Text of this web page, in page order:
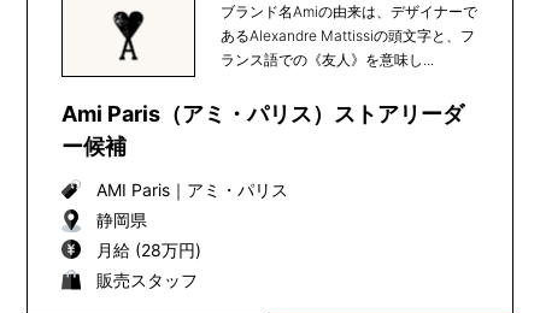
ブランド名Amiの由来は、デザイナーで
あるAlexandre Mattissiの頭文字と、フ
ランス語での《友人》を意味し...
Ami Paris（アミ・パリス）ストアリーダ
ー候補
AMI Paris｜ アミ・パリス
静岡県
月給 (28万円)
販売スタッフ